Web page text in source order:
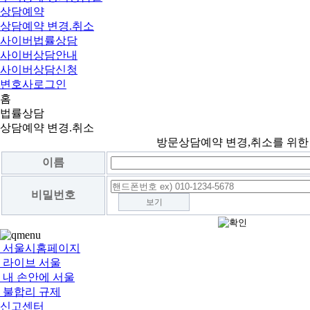
상담예약
상담예약 변경.취소
사이버법률상담
사이버상담안내
사이버상담신청
변호사로그인
홈
법률상담
상담예약 변경.취소
방문상담예약 변경,취소를 위
이름
비밀번호
보기
서울시홈페이지
라이브 서울
내 손안에 서울
불합리 규제
신고센터